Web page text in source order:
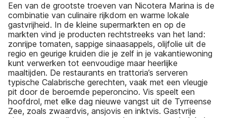
Een van de grootste troeven van Nicotera Marina is de
combinatie van culinaire rijkdom en warme lokale
gastvrijheid. In de kleine supermarkten en op de
markten vind je producten rechtstreeks van het land:
zonrijpe tomaten, sappige sinaasappels, olijfolie uit de
regio en geurige kruiden die je zelf in je vakantiewoning
kunt verwerken tot eenvoudige maar heerlijke
maaltijden. De restaurants en trattoria’s serveren
typische Calabrische gerechten, vaak met een vleugje
pit door de beroemde peperoncino. Vis speelt een
hoofdrol, met elke dag nieuwe vangst uit de Tyrreense
Zee, zoals zwaardvis, ansjovis en inktvis. Gastvrije